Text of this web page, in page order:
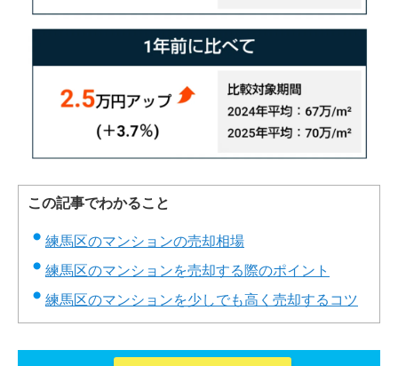
この記事でわかること
練馬区のマンションの売却相場
練馬区のマンションを売却する際のポイント
練馬区のマンションを少しでも高く売却するコツ